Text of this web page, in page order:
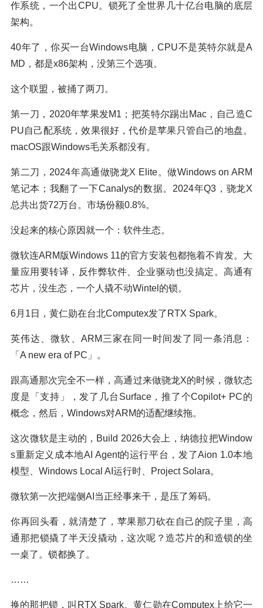
作系统，一个出CPU。锁死了全世界几十亿台电脑的底层
架构。
40年了，你买一台Windows电脑，CPU不是英特尔就是A
MD，都是x86架构，没第三个选项。
这个联盟，被捅了两刀。
第一刀，2020年苹果发M1；把英特尔踢出Mac，自己造C
PU自己配系统，效果很好，代价是苹果只管自己的地盘。
macOS跟Windows毛关系都没有。
第二刀，2024年高通做骁龙X Elite。做Windows on ARM
笔记本；我翻了一下Canalys的数据。2024年Q3，骁龙X
总共出货72万台。市场份额0.8%。
没起来的核心原因就一个：软件生态。
微软连ARM版Windows 11的官方安装包都拖着不肯发。大
量应用要转译，反作弊软件、企业驱动也没搞定。高通有
芯片，没生态，一个人撬不动Wintel的锁。
6月1日，黄仁勋在台北Computex发了RTX Spark。
英伟达、微软、ARM三家在同一时间发了同一条消息：
「A new era of PC」。
跟高通那次完全不一样，高通过来做骁龙X的时候，微软态
度是「支持」，发了几台Surface，推了个Copilot+ PC的
概念，然后，Windows对ARM的适配继续拖。
这次微软是主动的，Build 2026大会上，纳德拉把Window
s重新定义成本地AI Agent的运行平台，发了Aion 1.0本地
模型、Windows Local AI运行时、Project Solara。
微软第一次把端侧AI当正经事来干，是压了筹码。
你再回头看，就清楚了，苹果那刀砍在自己的院子里，高
通那把锁撬了半天没撬动，这次呢？造芯片的和造锁的坐
一桌了。锁都换了。
……
换的那把锁，叫RTX Spark。黄仁勋在Computex上给它一